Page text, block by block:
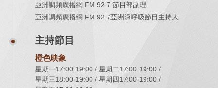
亞洲調頻廣播網 FM 92.7 節目部副理
亞洲調頻廣播網 FM 92.7亞洲深呼吸節目主持人
主持節目
橙色映象
星期一17:00-19:00
星期二17:00-19:00
星期三18:00-19:00
星期四17:00-19:00